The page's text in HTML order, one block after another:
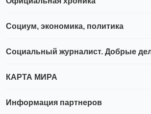
Социум, экономика, политика
Социальный журналист. Добрые
КАРТА МИРА
Информация партнеров